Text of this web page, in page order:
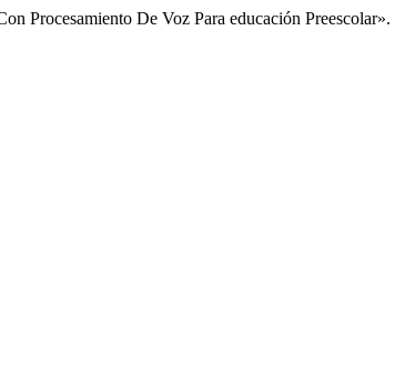
Procesamiento De Voz Para educación Preescolar».